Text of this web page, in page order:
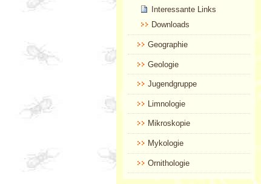
Interessante Links
Downloads
Geographie
Geologie
Jugendgruppe
Limnologie
Mikroskopie
Mykologie
Ornithologie